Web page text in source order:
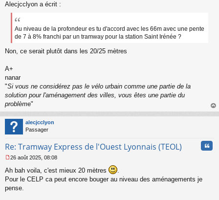
e
s
n
l
u
Alecjcclyon a écrit :
Au niveau de la profondeur es tu d'accord avec les 66m avec une pente
de 7 à 8% franchi par un tramway pour la station Saint Irénée ?
Non, ce serait plutôt dans les 20/25 mètres
A+
nanar
"Si vous ne considérez pas le vélo urbain comme une partie de la
solution pour l'aménagement des villes, vous êtes une partie du
problème"
au
alecjcclyon
Passager
Re: Tramway Express de l'Ouest Lyonnais (TEOL)
e
s
a
26 août 2025, 08:08
Ah bah voila, c'est mieux 20 mètres
.
Pour le CELP ca peut encore bouger au niveau des aménagements je
pense.